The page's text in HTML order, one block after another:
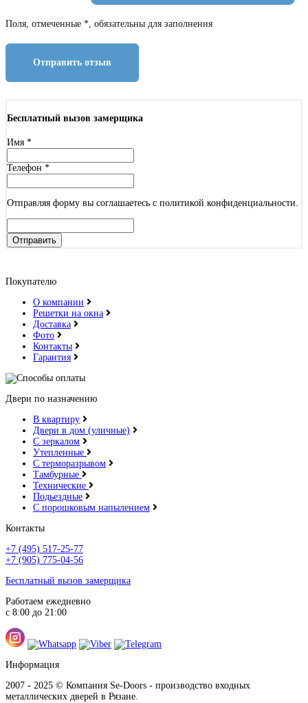
Поля, отмеченные *, обязательны для заполнения
Отправить отзыв
Бесплатный вызов замерщика
Имя *
Телефон *
Отправляя форму вы соглашаетесь с политикой конфиденциальности.
Отправить
Покупателю
О компании
Решетки на окна
Доставка
Фото
Контакты
Гарантия
Двери по назначению
В квартиру
Двери в дом (уличные)
С зеркалом
Утепленные
С терморазрывом
Тамбурные
Технические
Подьездные
С порошковым напылением
Контакты
+7 (495) 517-25-77
+7 (905) 775-04-56
Бесплатный вызов замерщика
Работаем ежедневно
с 8:00 до 21:00
Информация
2007 - 2025 © Компания Se-Doors - производство входных
металлических дверей в Рязане.